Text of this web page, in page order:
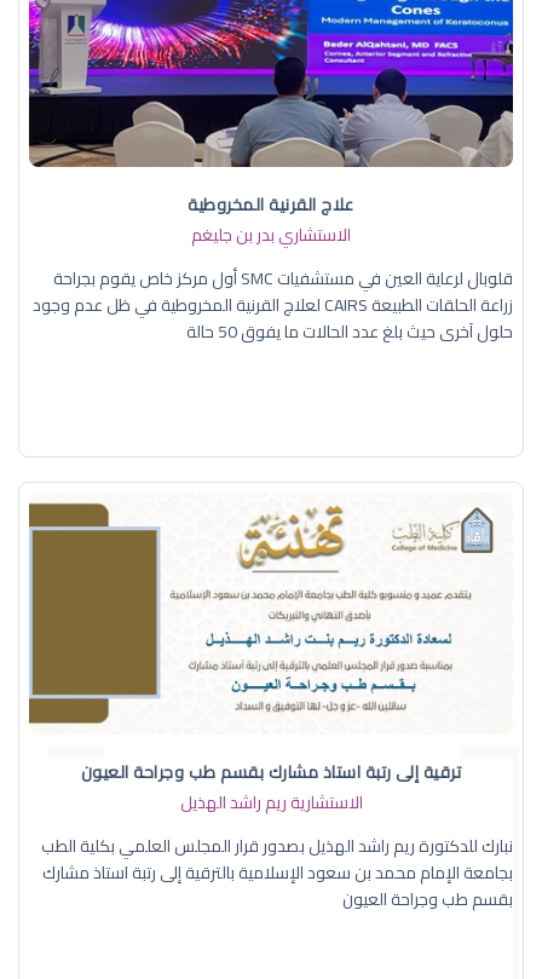
علاج القرنية المخروطية
الاستشاري بدر بن جليغم
قلوبال لرعاية العين في مستشفيات SMC أول مركز خاص يقوم بجراحة
زراعة الحلقات الطبيعة CAIRS لعلاج القرنية المخروطية في ظل عدم وجود
حلول آخرى حيث بلغ عدد الحالات ما يفوق 50 حالة
ترقية إلى رتبة استاذ مشارك بقسم طب وجراحة العيون
الاستشارية ريم راشد الهذيل
نبارك للدكتورة ريم راشد الهذيل بصدور قرار المجلس العلمي بكلية الطب
بجامعة الإمام محمد بن سعود الإسلامية بالترقية إلى رتبة استاذ مشارك
بقسم طب وجراحة العيون